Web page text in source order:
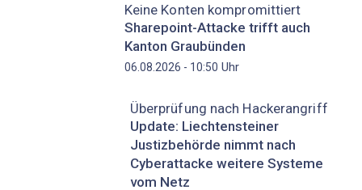
Keine Konten kompromittiert
Sharepoint-Attacke trifft auch
Kanton Graubünden
06.08.2026 - 10:50 Uhr
Überprüfung nach Hackerangriff
Update: Liechtensteiner
Justizbehörde nimmt nach
Cyberattacke weitere Systeme
vom Netz